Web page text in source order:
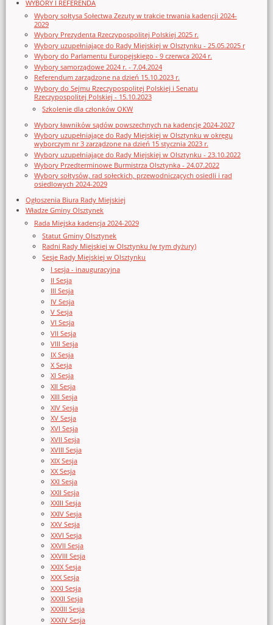
WYBORY I REFERENDA
Wybory sołtysa Sołectwa Zezuty w trakcie trwania kadencji 2024-
2029
Wybory Prezydenta Rzeczypospolitej Polskiej 2025 r.
Wybory uzupełniające do Rady Miejskiej w Olsztynku - 25.05.2025 r
Wybory do Parlamentu Europejskiego - 9 czerwca 2024 r.
Wybory samorządowe 2024 r. - 7.04.2024
Referendum zarządzone na dzień 15.10.2023 r.
Wybory do Sejmu Rzeczypospolitej Polskiej i Senatu
Rzeczypospolitej Polskiej - 15.10.2023
Szkolenie dla członków OKW
Wybory ławników sądów powszechnych na kadencję 2024-2027
Wybory uzupełniające do Rady Miejskiej w Olsztynku w okręgu
wyborczym nr 3 zarządzone na dzień 15 stycznia 2023 r.
Wybory uzupełniające do Rady Miejskiej w Olsztynku - 23.10.2022
Wybory Przedterminowe Burmistrza Olsztynka - 24.07.2022
Wybory sołtysów, rad sołeckich, przewodniczących osiedli i rad
osiedlowych 2024-2029
Ogłoszenia Biura Rady Miejskiej
Władze Gminy Olsztynek
Rada Miejska kadencja 2024-2029
Statut Gminy Olsztynek
Radni Rady Miejskiej w Olsztynku (w tym dyżury)
Sesje Rady Miejskiej w Olsztynku
I sesja - inauguracyjna
II Sesja
III Sesja
IV Sesja
V Sesja
VI Sesja
VII Sesja
VIII Sesja
IX Sesja
X Sesja
XI Sesja
XII Sesja
XIII Sesja
XIV Sesja
XV Sesja
XVI Sesja
XVII Sesja
XVIII Sesja
XIX Sesja
XX Sesja
XXI Sesja
XXII Sesja
XXIII Sesja
XXIV Sesja
XXV Sesja
XXVI Sesja
XXVII Sesja
XXVIII Sesja
XXIX Sesja
XXX Sesja
XXXI Sesja
XXXII Sesja
XXXIII Sesja
XXXIV Sesja